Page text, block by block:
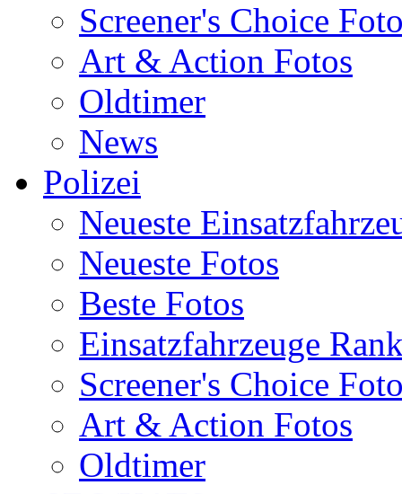
Screener's Choice
Art & Action Fotos
Oldtimer
News
Polizei
Neueste
Neueste Fotos
Beste Fotos
Einsatzfahrzeuge
Screener's Choice
Art & Action Fotos
Oldtimer